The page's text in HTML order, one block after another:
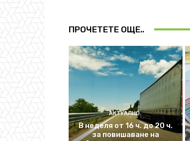
ПРОЧЕТЕТЕ ОЩЕ..
АКТУАЛНО
В неделя от 16 ч. до 20 ч.
за повишаване на